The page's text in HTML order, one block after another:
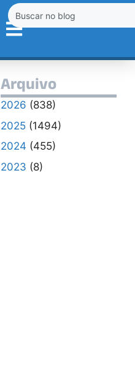
Arquivo
2026 (838)
2025(1494)
2024 (455)
2023 (8)